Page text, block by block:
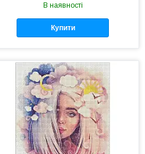
В наявності
Купити